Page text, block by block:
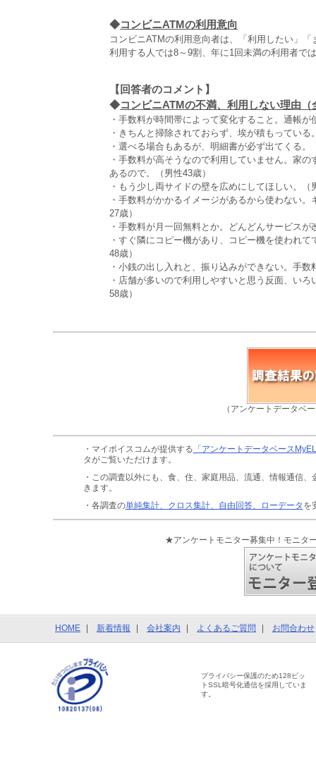
◆コンビニATMの利用意向
コンビニATMの利用意向者は、「利用したい」
利用する人では8～9割、年に1回未満の利用者で
【回答者のコメント】
◆コンビニATMの不満、利用しない理由（
・手数料が時間帯によって変化すること。通帳
・きちんと掃除されておらず、埃が積もっている
・選べる場合もあるが、明細書が必ず出てくる。
・手数料が高そうなので利用していません。家
あるので。（男性43歳）
・もう少し両サイドの壁を広めにしてほしい。（
・手数料がかかるイメージがあるから使わない
27歳）
・手数料が月一回無料とか。どんどんサービス
・すぐ隣にコピー機があり、コピー機を使われ
48歳）
・小銭の出し入れと、振り込みができない。手
・店舗が多いので利用しやすいと思う反面、い
58歳）
（アンケートデータベ
・マイボイスコムが提供する 「アンケートデータベース
タがご覧いただけます。
・この調査以外にも、食、住、家庭用品、流通、情報通信、
きます。
・各調査の単純集計、クロス集計、自由回答、ローデータ を
★アンケートモニター募集中！モニタ
HOME 新着情報 会社案内 よくあるご質問 お問合わせ
プライバシー保護のため128ビッ
トSSL暗号化通信を採用していま
す。